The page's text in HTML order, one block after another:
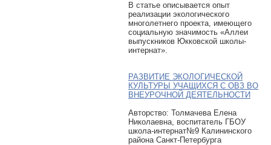
В статье описывается опыт
реализации экологического
многолетнего проекта, имеющего
социальную значимость «Аллеи
выпускников Юкковской школы-
интернат».
РАЗВИТИЕ ЭКОЛОГИЧЕСКОЙ
КУЛЬТУРЫ УЧАЩИХСЯ С ОВЗ ВО
ВНЕУРОЧНОЙ ДЕЯТЕЛЬНОСТИ
Авторcтво: Толмачева Елена
Николаевна, воспитатель ГБОУ
школа-интернат№9 Калининского
района Санкт-Петербурга